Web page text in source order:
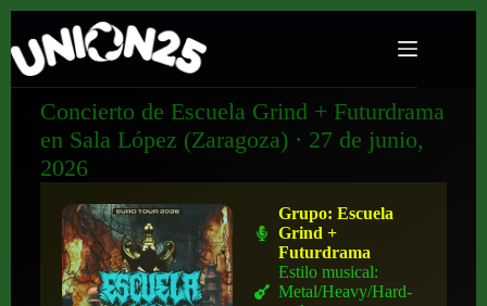
Concierto de Escuela Grind + Futurdrama
en Sala López (Zaragoza) · 27 de junio,
2026
Grupo:Escuela
Grind +
Futurdrama
Estilo musical:
Metal/Heavy/Hard-